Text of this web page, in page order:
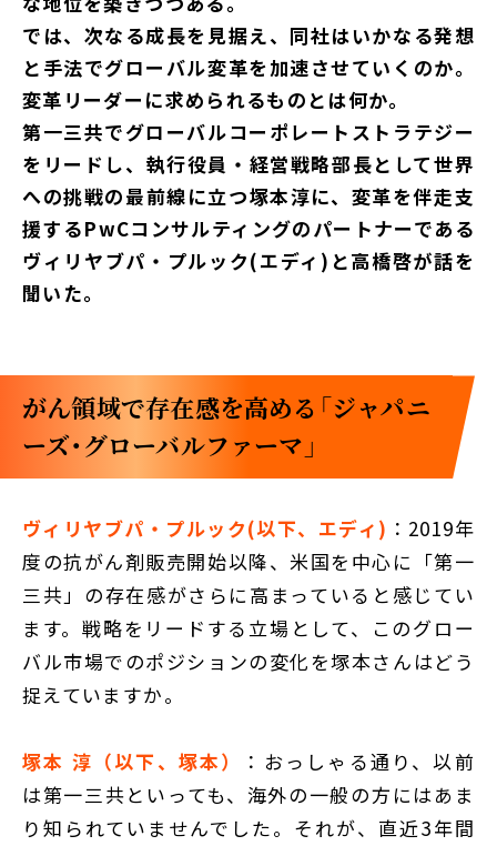
では、次なる成長を見据え、同社はいかなる発想
と手法でグローバル変革を加速させていくのか。
変革リーダーに求められるものとは何か。
第一三共でグローバルコーポレートストラテジー
をリードし、執行役員・経営戦略部長として世界
への挑戦の最前線に立つ塚本淳に、変革を伴走支
援するPwCコンサルティングのパートナーである
ヴィリヤブパ・プルック(エディ)と高橋啓が話を
聞いた。
がん領域で存在感を高める「ジャパニ
ーズ・グローバルファーマ」
ヴィリヤブパ・プルック(以下、エディ) ：2019年
度の抗がん剤販売開始以降、米国を中心に「第一
三共」の存在感がさらに高まっていると感じてい
ます。戦略をリードする立場として、このグロー
バル市場でのポジションの変化を塚本さんはどう
捉えていますか。
塚本 淳（以下、塚本）
：おっしゃる通り、以前
は第一三共といっても、海外の一般の方にはあま
り知られていませんでした。それが、直近3年間